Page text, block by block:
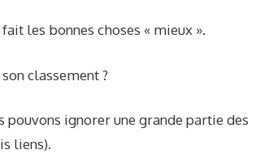
les bonnes choses « mieux ».
classement ?
pouvons ignorer une grande partie des
liens).